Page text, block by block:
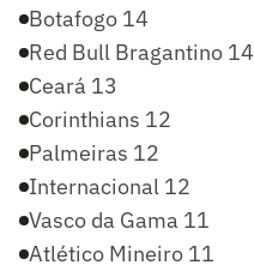
Botafogo 14
Red Bull Bragantino 14
Ceará 13
Corinthians 12
Palmeiras 12
Internacional 12
Vasco da Gama 11
Atlético Mineiro 11